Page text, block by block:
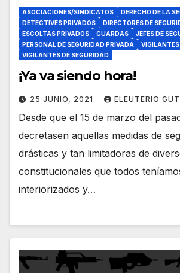
ASOCIACIONES/SINDICATOS
DERECHO DE LA
DETECTIVES PRIVADOS
DIRECTORES DE
ESCOLTAS PRIVADOS
GUARDAS
JEFES DE
PERSONAL DE SEGURIDAD PRIVADA
VIGILANTES
VIGILANTES DE SEGURIDAD
¡Ya va siendo hora!
25 JUNIO, 2021 ELEUTERIO
Desde que el 15 de marzo del
decretasen aquellas medidas de
drásticas y tan limitadoras de
constitucionales que todos
interiorizados y…